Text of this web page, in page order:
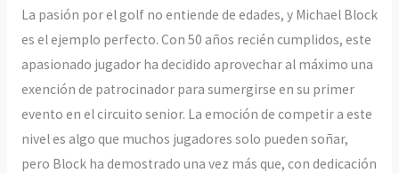
La pasión por el golf no entiende de edades, y Michael Block
es el ejemplo perfecto. Con 50 años recién cumplidos, este
apasionado jugador ha decidido aprovechar al máximo una
exención de patrocinador para sumergirse en su primer
evento en el circuito senior. La emoción de competir a este
nivel es algo que muchos jugadores solo pueden soñar,
pero Block ha demostrado una vez más que, con dedicación